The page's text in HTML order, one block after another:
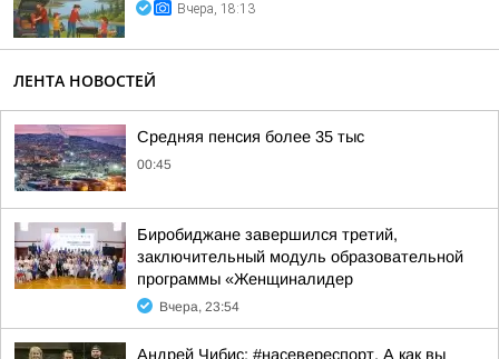
Вчера, 18:13
ЛЕНТА НОВОСТЕЙ
Средняя пенсия более 35 тыс
00:45
Биробиджане завершился третий,
заключительный модуль образовательной
программы «Женщиналидер
Вчера, 23:54
Андрей Чибис: #насевереспорт. А как вы